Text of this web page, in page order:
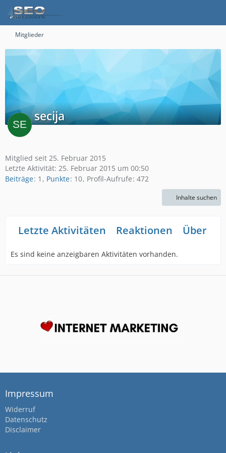
Mitglieder
secija
Mitglied seit 25. Februar 2015
Letzte Aktivität: 25. Februar 2015 um 00:50
Beiträge 1 Punkte 10 Profil-Aufrufe 472
Inhalte suchen
Letzte Aktivitäten Reaktionen Über
Es sind keine anzeigbaren Aktivitäten vorhanden.
Impressum
Widerruf
Datenschutz
Disclaimer